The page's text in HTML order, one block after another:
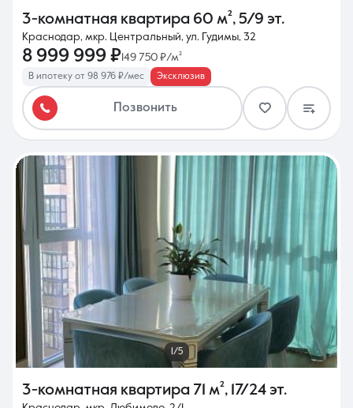
3-комнатная квартира 60 м², 5/9 эт.
Краснодар, мкр. Центральный, ул. Гудимы, 32
8 999 999 ₽ 149 750 ₽/м²
В ипотеку от 98 976 ₽/мес Эксклюзив
Позвонить
1/5
3-комнатная квартира 71 м², 17/24 эт.